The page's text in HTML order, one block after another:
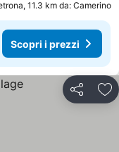
11.3 km da: Camerino
Scopri i prezzi
Condividi